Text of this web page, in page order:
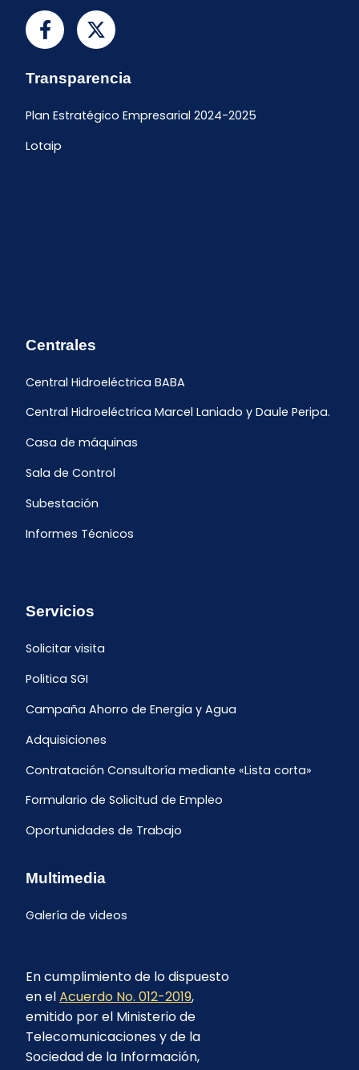
Transparencia
Plan Estratégico Empresarial 2024-2025
Lotaip
Centrales
Central Hidroeléctrica BABA
Central Hidroeléctrica Marcel Laniado y Daule Peripa.
Casa de máquinas
Sala de Control
Subestación
Informes Técnicos
Servicios
Solicitar visita
Politica SGI
Campaña Ahorro de Energia y Agua
Adquisiciones
Contratación Consultoría mediante «Lista corta»
Formulario de Solicitud de Empleo
Oportunidades de Trabajo
Multimedia
Galería de videos
En cumplimiento de lo dispuesto
en elAcuerdo No. 012-2019,
emitido por el Ministerio de
Telecomunicaciones y de la
Sociedad de la Información,